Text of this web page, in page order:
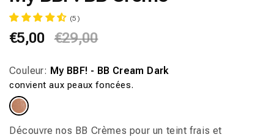
fenêtre
modale
(5)
Prix
€5,00 Prix
€29,00
Couleur: My BBF! - BB Cream Dark
convient aux peaux foncées.
Variante
épuisée
ou
indisponible
Découvre nos BB Crèmes pour un teint frais et